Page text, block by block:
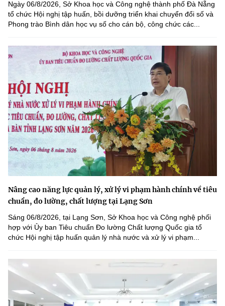
Ngày 06/8/2026, Sở Khoa học và Công nghệ thành phố Đà Nẵng
tổ chức Hội nghị tập huấn, bồi dưỡng triển khai chuyển đổi số và
Phong trào Bình dân học vụ số cho cán bộ, công chức các...
Nâng cao năng lực quản lý, xử lý vi phạm hành chính về tiêu
chuẩn, đo lường, chất lượng tại Lạng Sơn
Sáng 06/8/2026, tại Lạng Sơn, Sở Khoa học và Công nghệ phối
hợp với Ủy ban Tiêu chuẩn Đo lường Chất lượng Quốc gia tổ
chức Hội nghị tập huấn quản lý nhà nước và xử lý vi phạm...